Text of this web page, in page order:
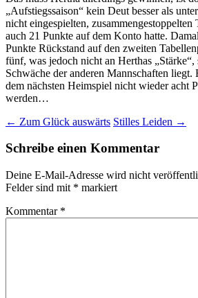
„Aufstiegssaison“ kein Deut besser als
nicht eingespielten, zusammengestoppelten
auch 21 Punkte auf dem Konto hatte.
Punkte Rückstand auf den zweiten
fünf, was jedoch nicht an Herthas „Stärke“,
Schwäche der anderen Mannschaften liegt.
dem nächsten Heimspiel nicht wieder acht
werden…
Beitragsnavigation
← Zum Glück auswärts Stilles Leiden →
Schreibe einen Kommentar
Deine E-Mail-Adresse wird nicht
Felder sind mit * markiert
Kommentar *